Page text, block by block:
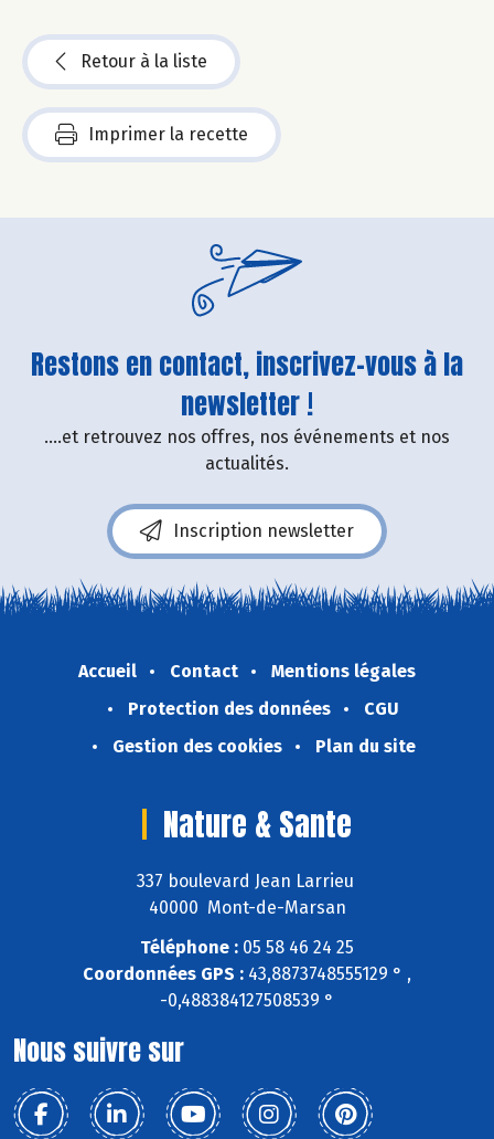
Retour à la liste
Imprimer la recette
Restons en contact, inscrivez-vous à la
newsletter !
....et retrouvez nos offres, nos événements et nos
actualités.
Inscription newsletter
Accueil Contact
Mentions légales
Protection des données
CGU
Gestion des cookies
Plan du site
Nature & Sante
337 boulevard Jean Larrieu
40000 Mont-de-Marsan
Téléphone : 05 58 46 24 25
Coordonnées GPS : 43,8873748555129 ° ,
-0,488384127508539 °
Nous suivre sur